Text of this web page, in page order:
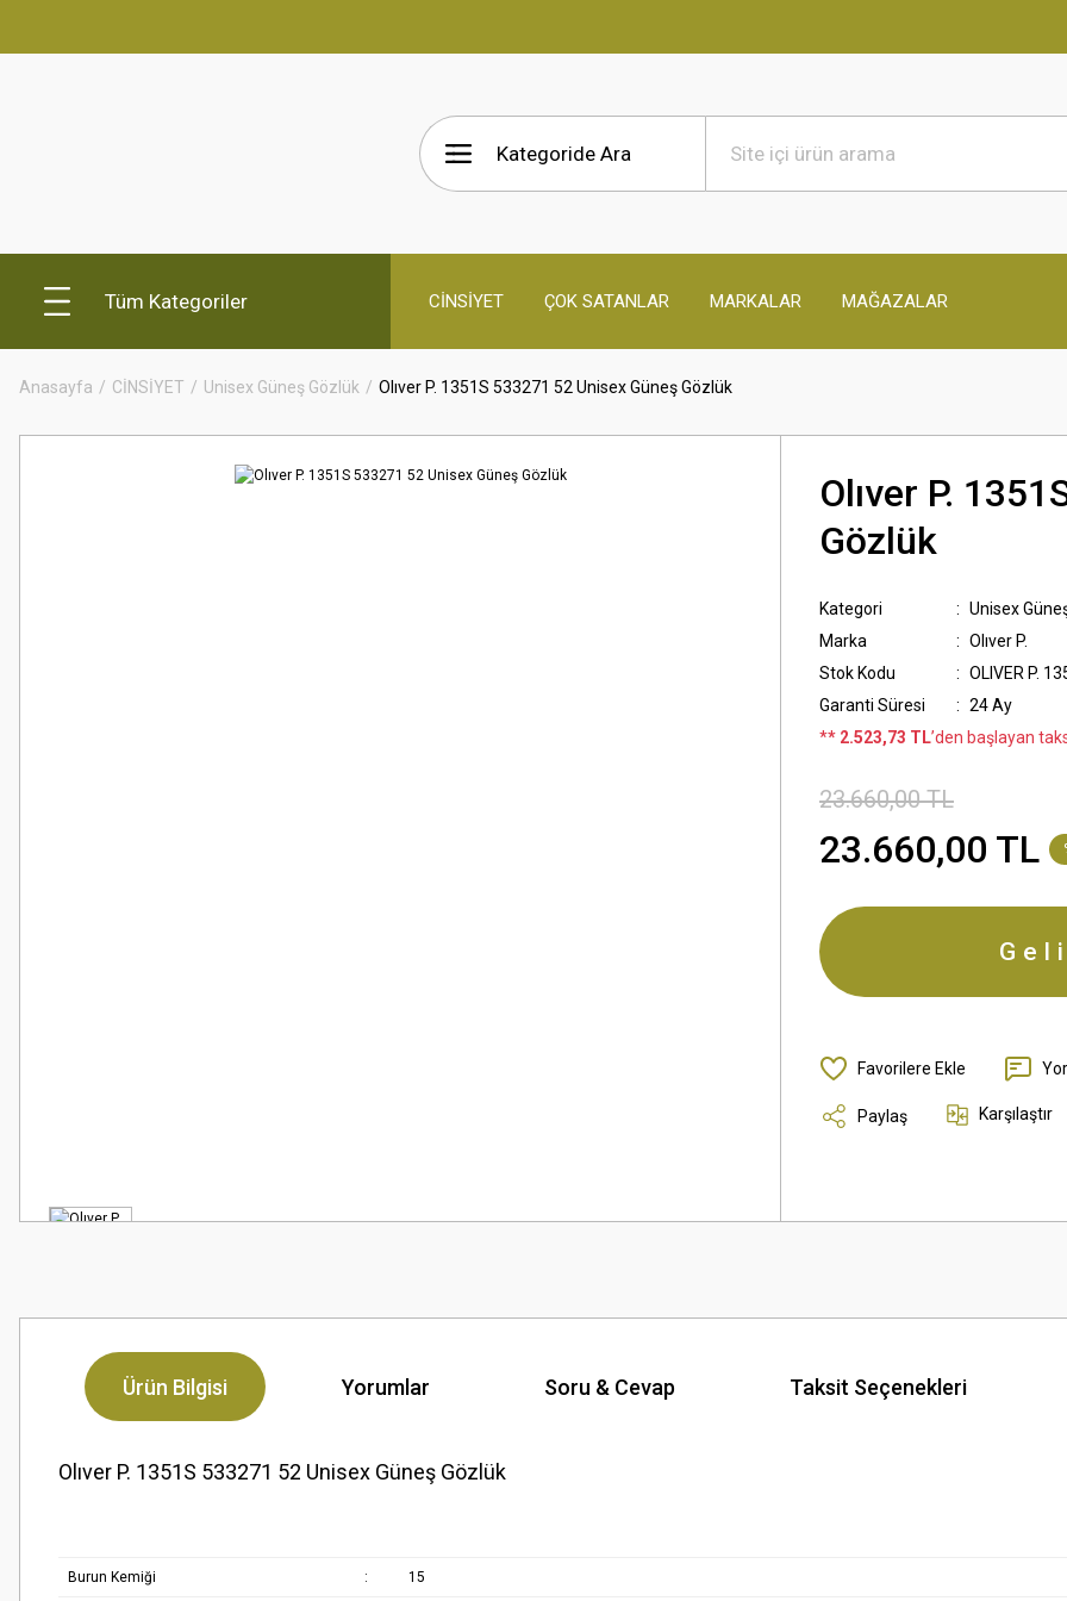
Tüm Kategoriler CİNSİYET ÇOK SATANLAR MARKALAR MAĞAZALAR
Anasayfa CİNSİYET Unisex Güneş Gözlük Olıver P. 1351S 533271 52 Unisex Güneş Gözlük
Olıver P.
Gözlük
Kategori
Unisex
Marka
Olıver P.
Stok Kodu
OLIVER P.
Garanti Süresi
24 Ay
** 2.523,73 TL’den başlayan
23.660,00 TL
23.660,00 TL
Paylaş Karşılaştır
Ürün Bilgisi Yorumlar Soru & Cevap Taksit Seçenekleri
Olıver P. 1351S 533271 52 Unisex Güneş Gözlük
Burun Kemiği : 15